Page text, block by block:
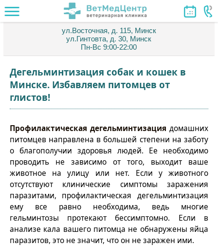
ул.Восточная, д. 115, Минск
ул.Гинтовта, д. 30, Минск
Пн-Вс 9:00-22:00
Дегельминтизация собак и кошек в
Минске. Избавляем питомцев от
глистов!
Профилактическая дегельминтизация домашних
питомцев направлена в большей степени на заботу
о благополучии здоровья людей. Ее необходимо
проводить не зависимо от того, выходит ваше
животное на улицу или нет. Если у животного
отсутствуют клинические симптомы заражения
паразитами, профилактическая дегельминтизация
ему все равно необходима, ведь многие
гельминтозы протекают бессимптомно. Если в
анализе кала вашего питомца не обнаружены яйца
паразитов, это не значит, что он не заражен ими.